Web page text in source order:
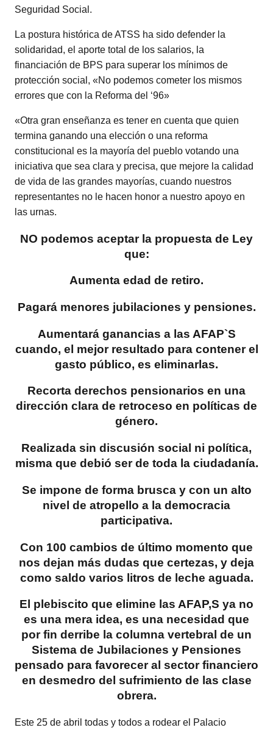
Seguridad Social.
La postura histórica de ATSS ha sido defender la
solidaridad, el aporte total de los salarios, la
financiación de BPS para superar los mínimos de
protección social, «No podemos cometer los mismos
errores que con la Reforma del ‘96»
«Otra gran enseñanza es tener en cuenta que quien
termina ganando una elección o una reforma
constitucional es la mayoría del pueblo votando una
iniciativa que sea clara y precisa, que mejore la calidad
de vida de las grandes mayorías, cuando nuestros
representantes no le hacen honor a nuestro apoyo en
las urnas.
NO podemos aceptar la propuesta de Ley
que:
Aumenta edad de retiro.
Pagará menores jubilaciones y pensiones.
Aumentará ganancias a las AFAP`S
cuando, el mejor resultado para contener el
gasto público, es eliminarlas.
Recorta derechos pensionarios en una
dirección clara de retroceso en políticas de
género.
Realizada sin discusión social ni política,
misma que debió ser de toda la ciudadanía.
Se impone de forma brusca y con un alto
nivel de atropello a la democracia
participativa.
Con 100 cambios de último momento que
nos dejan más dudas que certezas, y deja
como saldo varios litros de leche aguada.
El plebiscito que elimine las AFAP,S ya no
es una mera idea, es una necesidad que
por fin derribe la columna vertebral de un
Sistema de Jubilaciones y Pensiones
pensado para favorecer al sector financiero
en desmedro del sufrimiento de las clase
obrera.
Este 25 de abril todas y todos a rodear el Palacio